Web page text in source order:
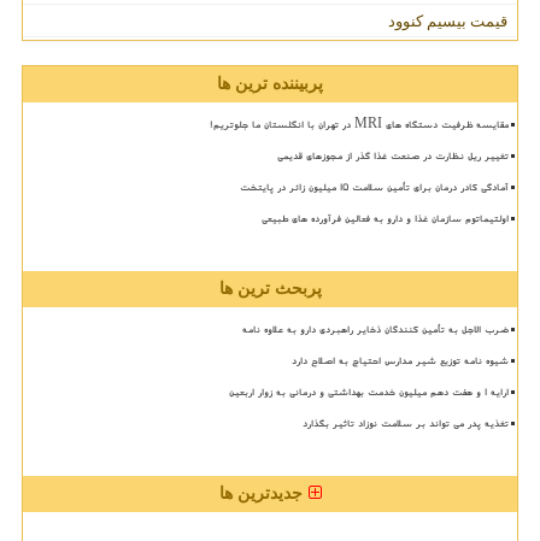
قیمت بیسیم کنوود
پربیننده ترین ها
مقایسه ظرفیت دستگاه های MRI در تهران با انگلستان ما جلوتریم!
تغییر ریل نظارت در صنعت غذا گذر از مجوزهای قدیمی
آمادگی کادر درمان برای تأمین سلامت 15 میلیون زائر در پایتخت
اولتیماتوم سازمان غذا و دارو به فعالین فرآورده های طبیعی
پربحث ترین ها
ضرب الاجل به تأمین کنندگان ذخایر راهبردی دارو به علاوه نامه
شیوه نامه توزیع شیر مدارس احتیاج به اصلاح دارد
ارایه ۱ و هفت دهم میلیون خدمت بهداشتی و درمانی به زوار اربعین
تغذیه پدر می تواند بر سلامت نوزاد تاثیر بگذارد
جدیدترین ها